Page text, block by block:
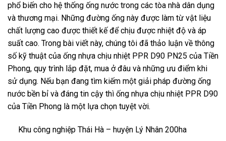
phổ biến cho hệ thống ống nước trong các tòa nhà dân dụng
và thương mại. Những đường ống này được làm từ vật liệu
chất lượng cao được thiết kế để chịu được nhiệt độ và áp
suất cao. Trong bài viết này, chúng tôi đã thảo luận về thông
số kỹ thuật của ống nhựa chịu nhiệt PPR D90 PN25 của Tiền
Phong, quy trình lắp đặt, mua ở đâu và những ưu điểm khi
sử dụng. Nếu bạn đang tìm kiếm một giải pháp đường ống
nước bền bỉ và đáng tin cậy thì ống nhựa chịu nhiệt PPR D90
của Tiền Phong là một lựa chọn tuyệt vời.
Khu công nghiệp Thái Hà – huyện Lý Nhân 200ha